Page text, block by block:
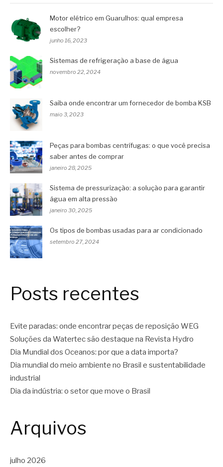
Motor elétrico em Guarulhos: qual empresa
escolher?
junho 16, 2023
Sistemas de refrigeração a base de água
novembro 22, 2024
Saiba onde encontrar um fornecedor de bomba KSB
maio 3, 2023
Peças para bombas centrífugas: o que você precisa
saber antes de comprar
janeiro 28, 2025
Sistema de pressurização: a solução para garantir
água em alta pressão
janeiro 30, 2025
Os tipos de bombas usadas para ar condicionado
setembro 27, 2024
Posts recentes
Evite paradas: onde encontrar peças de reposição WEG
Soluções da Watertec são destaque na Revista Hydro
Dia Mundial dos Oceanos: por que a data importa?
Dia mundial do meio ambiente no Brasil e sustentabilidade
industrial
Dia da indústria: o setor que move o Brasil
Arquivos
julho 2026